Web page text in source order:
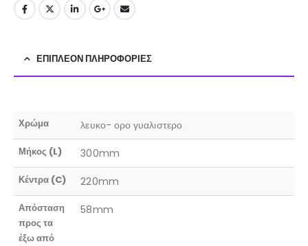
ΕΠΙΠΛΈΟΝ ΠΛΗΡΟΦΟΡΊΕΣ
Χρώμα λευκο- ορο γυαλιστερο
Μήκος (L) 300mm
Κέντρα (C) 220mm
Απόσταση
προς τα
έξω από
58mm